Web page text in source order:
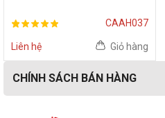
CAAH037
Liên hệ Giỏ hàng
CHÍNH SÁCH BÁN HÀNG